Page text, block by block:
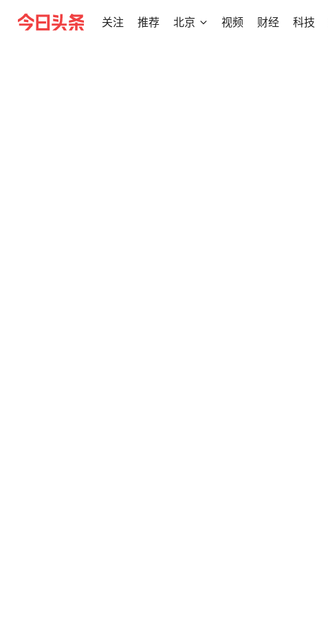
关注 推荐 北京 视频 财经 科技